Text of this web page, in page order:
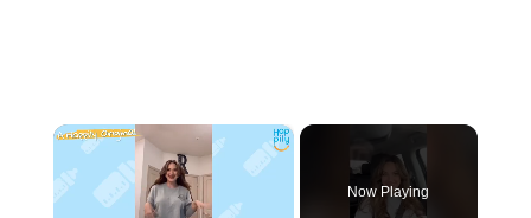
×
Now Playing